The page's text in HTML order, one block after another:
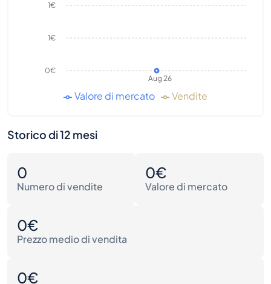
Aug 26
0€
1€
1€
Valore di mercato Vendite
Storico di 12 mesi
0
Numero di vendite
0€
Valore di mercato
0€
Prezzo medio di vendita
0€